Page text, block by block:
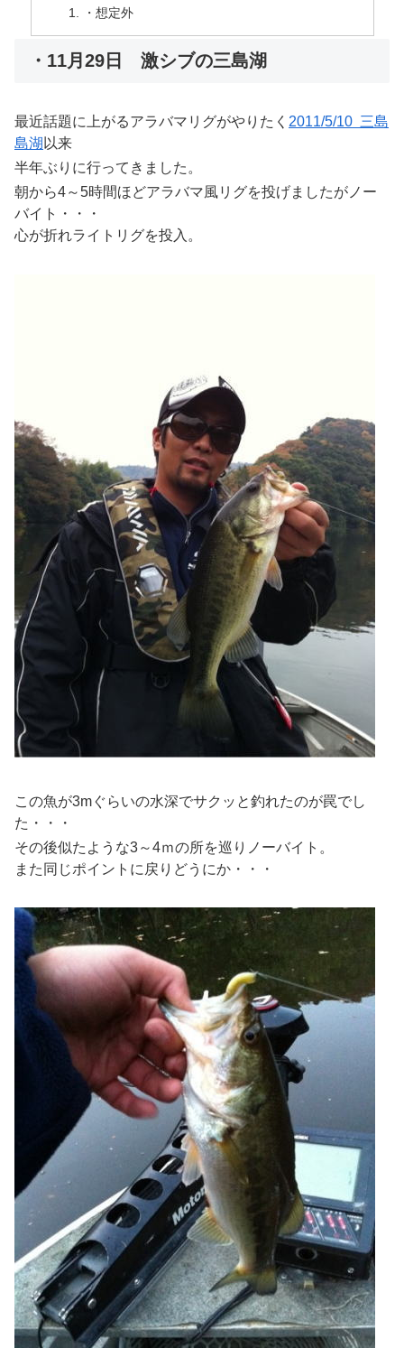
・想定外
・11月29日 激シブの三島湖
最近話題に上がるアラバマリグがやりたく 2011/5/10 三島
島湖 以来
半年ぶりに行ってきました。
朝から4～5時間ほどアラバマ風リグを投げましたがノー
バイト・・・
心が折れライトリグを投入。
この魚が3mぐらいの水深でサクッと釣れたのが罠でし
た・・・
その後似たような3～4ｍの所を巡りノーバイト。
また同じポイントに戻りどうにか・・・